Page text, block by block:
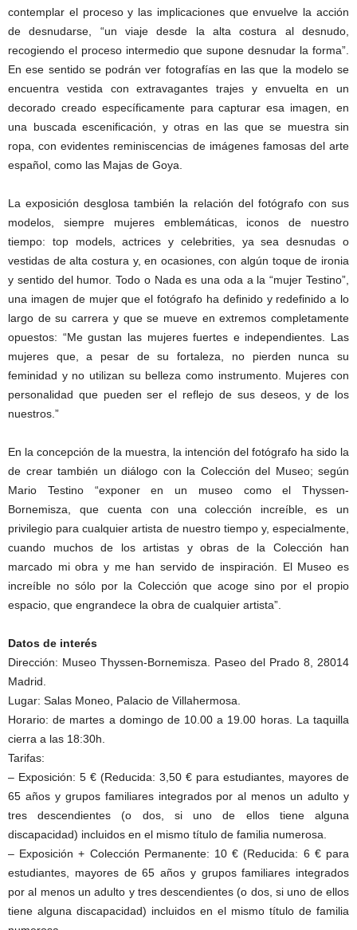
contemplar el proceso y las implicaciones que envuelve la acción
de desnudarse, “un viaje desde la alta costura al desnudo,
recogiendo el proceso intermedio que supone desnudar la forma”.
En ese sentido se podrán ver fotografías en las que la modelo se
encuentra vestida con extravagantes trajes y envuelta en un
decorado creado específicamente para capturar esa imagen, en
una buscada escenificación, y otras en las que se muestra sin
ropa, con evidentes reminiscencias de imágenes famosas del arte
español, como las Majas de Goya.
La exposición desglosa también la relación del fotógrafo con sus
modelos, siempre mujeres emblemáticas, iconos de nuestro
tiempo: top models, actrices y celebrities, ya sea desnudas o
vestidas de alta costura y, en ocasiones, con algún toque de ironia
y sentido del humor. Todo o Nada es una oda a la “mujer Testino”,
una imagen de mujer que el fotógrafo ha definido y redefinido a lo
largo de su carrera y que se mueve en extremos completamente
opuestos: “Me gustan las mujeres fuertes e independientes. Las
mujeres que, a pesar de su fortaleza, no pierden nunca su
feminidad y no utilizan su belleza como instrumento. Mujeres con
personalidad que pueden ser el reflejo de sus deseos, y de los
nuestros.”
En la concepción de la muestra, la intención del fotógrafo ha sido la
de crear también un diálogo con la Colección del Museo; según
Mario Testino “exponer en un museo como el Thyssen-
Bornemisza, que cuenta con una colección increíble, es un
privilegio para cualquier artista de nuestro tiempo y, especialmente,
cuando muchos de los artistas y obras de la Colección han
marcado mi obra y me han servido de inspiración. El Museo es
increíble no sólo por la Colección que acoge sino por el propio
espacio, que engrandece la obra de cualquier artista”.
Datos de interés
Dirección: Museo Thyssen-Bornemisza. Paseo del Prado 8, 28014
Madrid.
Lugar: Salas Moneo, Palacio de Villahermosa.
Horario: de martes a domingo de 10.00 a 19.00 horas. La taquilla
cierra a las 18:30h.
Tarifas:
– Exposición: 5 € (Reducida: 3,50 € para estudiantes, mayores de
65 años y grupos familiares integrados por al menos un adulto y
tres descendientes (o dos, si uno de ellos tiene alguna
discapacidad) incluidos en el mismo título de familia numerosa.
– Exposición + Colección Permanente: 10 € (Reducida: 6 € para
estudiantes, mayores de 65 años y grupos familiares integrados
por al menos un adulto y tres descendientes (o dos, si uno de ellos
tiene alguna discapacidad) incluidos en el mismo título de familia